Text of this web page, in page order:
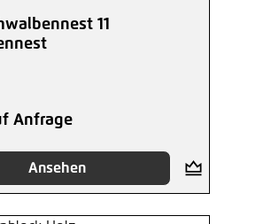
11
Anfrage
Ansehen